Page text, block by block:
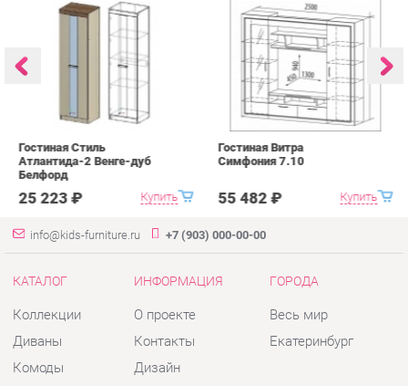
Атлантида-2 Венге-дуб
25 223 ₽ Купить
Гостиная Витра
Симфония 7.10
55 482 ₽
info@kids-furniture.ru +7 (903) 000-00-00
КАТАЛОГ
Комоды
Кровати
Стеллажи
Пуфы
Столы
ИНФОРМАЦИЯ
О проекте
Дизайн
Скидки и Акции
Политика
Гарантия
Помощь
ГОРОДА